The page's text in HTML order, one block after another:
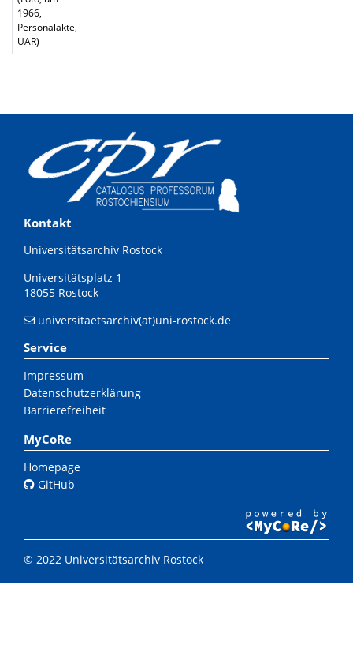
1966,
Personalakte,
UAR)
Kontakt
Universitätsarchiv Rostock
Universitätsplatz 1
18055 Rostock
universitaetsarchiv(at)uni-rostock.de
Service
Impressum
Datenschutzerklärung
Barrierefreiheit
MyCoRe
Homepage
GitHub
© 2022 Universitätsarchiv Rostock